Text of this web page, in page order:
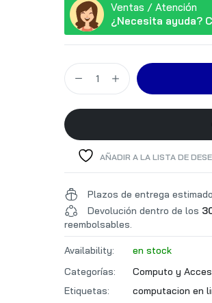
Ventas / Atención
¿Necesita ayuda?
AÑADIR A LA LISTA DE
Plazos de entrega
Devolución dentro de los
reembolsables.
Availability:
en stock
Categorías:
Computo y
Etiquetas:
computacion en